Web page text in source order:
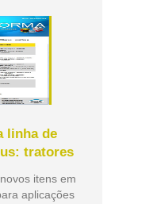
linha de
tratores
itens em
aplicações